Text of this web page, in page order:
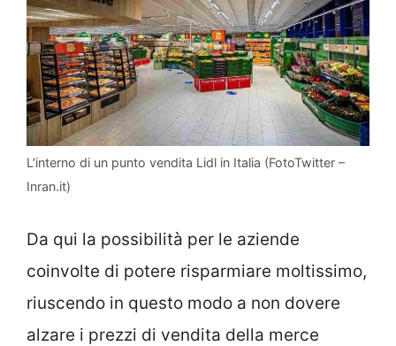
L’interno di un punto vendita Lidl in Italia (FotoTwitter –
Inran.it)
Da qui la possibilità per le aziende
coinvolte di potere risparmiare moltissimo,
riuscendo in questo modo a non dovere
alzare i prezzi di vendita della merce